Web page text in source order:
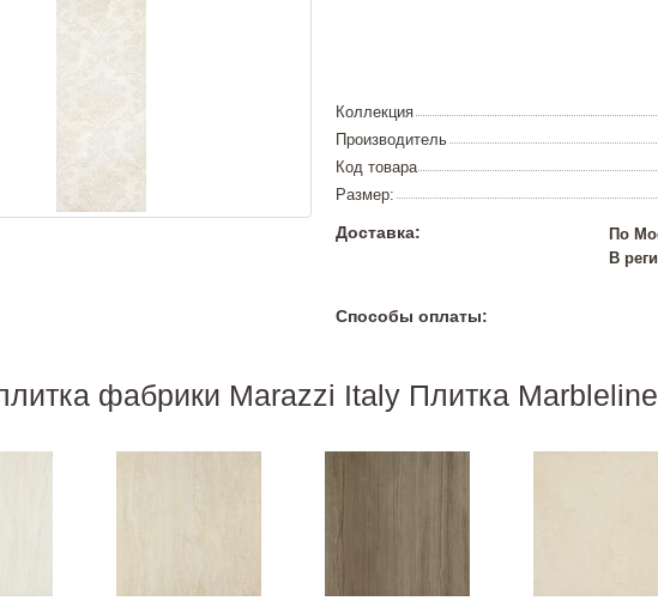
Коллекция
Производитель
Код товара
Размер:
Доставка: По
В
Способы оплаты:
фабрики Marazzi Italy Плитка